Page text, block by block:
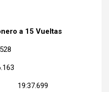
a 15 Vueltas